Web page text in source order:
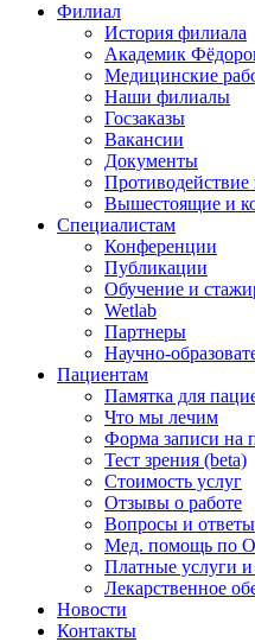
Филиал
История филиала
Академик
Медицинские
Наши филиалы
Госзаказы
Вакансии
Документы
Противодействие
Вышестоящие и
Специалистам
Конференции
Публикации
Обучение и
Wetlab
Партнеры
Научно-
Пациентам
Памятка для
Что мы лечим
Форма записи на
Тест зрения (beta)
Стоимость услуг
Отзывы о работе
Вопросы и ответы
Мед. помощь
Платные услуги
Лекарственное
Новости
Контакты